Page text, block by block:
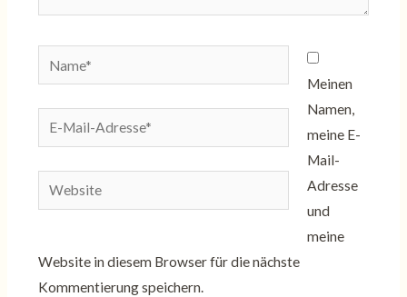
Name*
E-
Mail-
Adresse*
Website
Meinen
Namen,
meine E-
Mail-
Adresse
und
meine
Website in diesem Browser für die nächste
Kommentierung speichern.